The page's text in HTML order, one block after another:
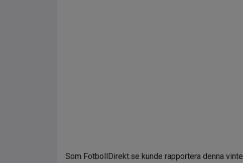
Som FotbollDirekt.se kunde rapportera denna